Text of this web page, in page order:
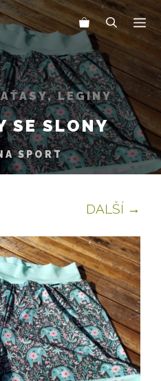
LEGINY
SE SLONY
SPORT
DALŠÍ →